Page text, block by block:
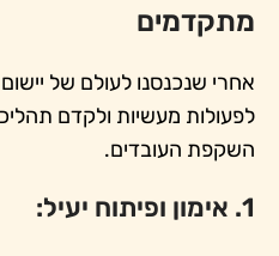
מתקדמים
אחרי שנכנסנו לעולם של
לפעולות מעשיות ולקדם
השקפת העובדים.
1. אימון ופיתוח יעיל: